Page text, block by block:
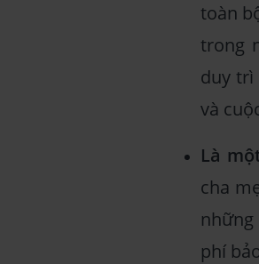
toàn
trong
duy trì
và
Là
cha
phí